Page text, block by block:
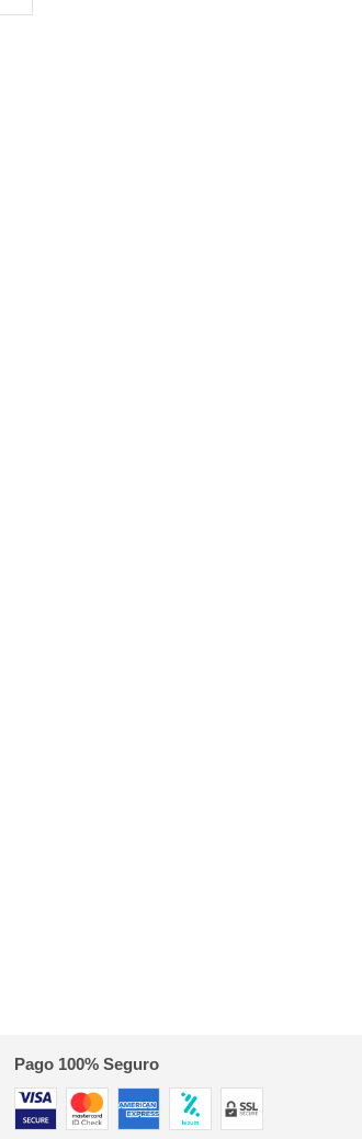
Pago 100% Seguro